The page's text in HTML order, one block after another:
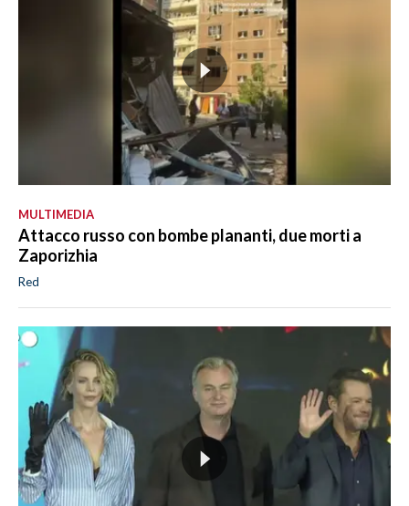
MULTIMEDIA
Attacco russo con bombe plananti, due morti a
Zaporizhia
Red